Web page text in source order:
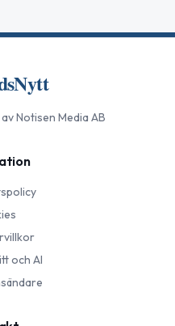
Notisen Media AB
och AI